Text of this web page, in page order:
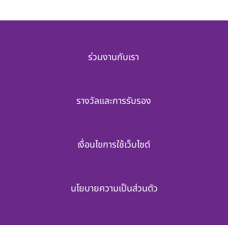
ร่วมงานกับเรา
รางวัลและการรับรอง
เงื่อนไขการใช้เว็บไซต์
นโยบายความเป็นส่วนตัว